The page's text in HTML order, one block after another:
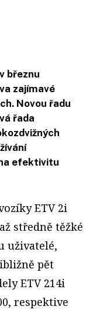
březnu
zajímavé
Novou řadu
řada
efektivitu
ETV 2i
středně těžké
uživatelé,
pět
ETV 214i
respektive